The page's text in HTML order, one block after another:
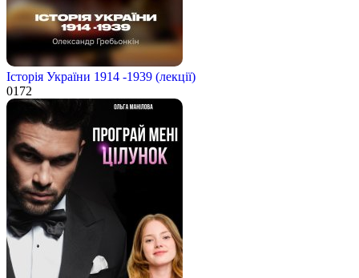
Історія України 1914 -1939 (лекції)
0172